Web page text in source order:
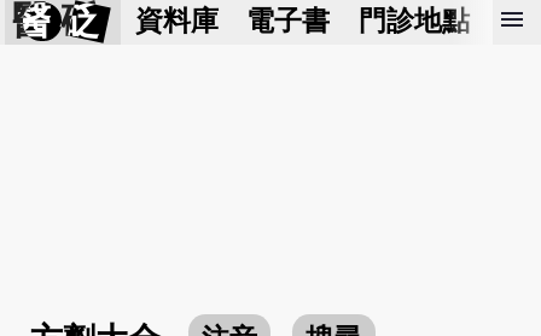
醫 砭 資料庫 電子書 門診地點 預
menu